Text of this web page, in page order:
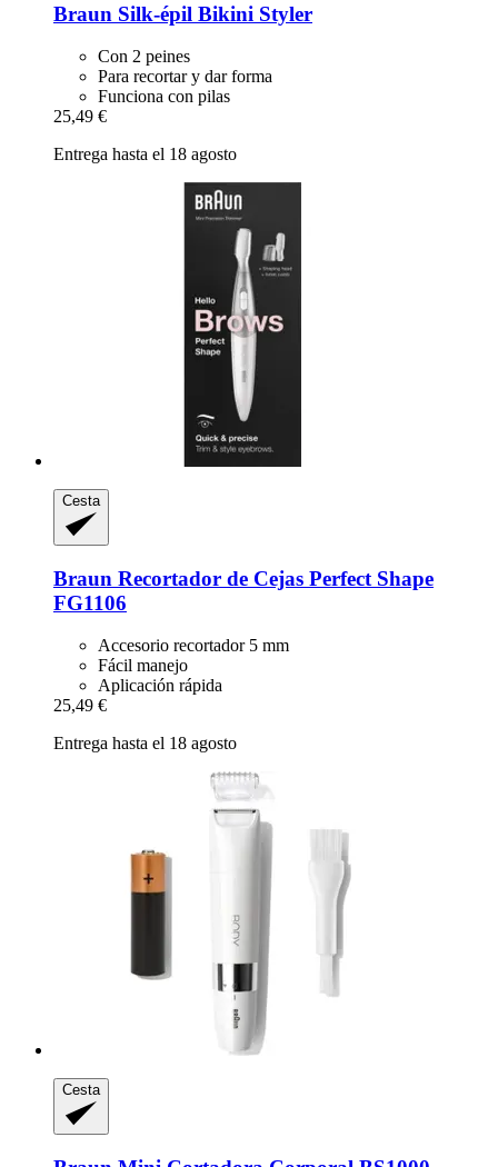
Braun Silk-​épil Bikini Styler
Con 2 peines
Para recortar y dar forma
Funciona con pilas
25,49 €
Entrega hasta el 18 agosto
Cesta
Braun Recortador de Cejas Perfect Shape
FG1106
Accesorio recortador 5 mm
Fácil manejo
Aplicación rápida
25,49 €
Entrega hasta el 18 agosto
Cesta